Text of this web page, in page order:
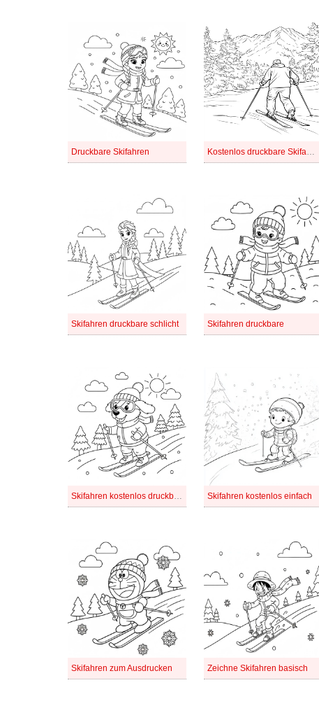
Druckbare Skifahren Kostenlos druckbare Skifahren
Skifahren druckbare schlicht Skifahren druckbare
Skifahren kostenlos druckbare Skifahren kostenlos einfach
Skifahren zum Ausdrucken Zeichne Skifahren basisch